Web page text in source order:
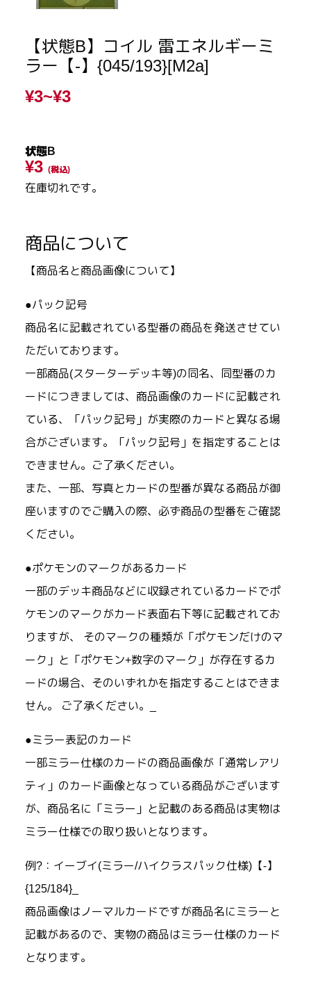
【状態B】コイル 雷エネルギーミ
ラー【-】{045/193}[M2a]
¥3~¥3
状態B
¥3 (税込)
在庫切れです。
商品について
【商品名と商品画像について】
●パック記号
商品名に記載されている型番の商品を発送させてい
ただいております。
一部商品(スターターデッキ等)の同名、同型番のカ
ードにつきましては、商品画像のカードに記載され
ている、「パック記号」が実際のカードと異なる場
合がございます。「パック記号」を指定することは
できません。ご了承ください。
また、一部、写真とカードの型番が異なる商品が御
座いますのでご購入の際、必ず商品の型番をご確認
ください。
●ポケモンのマークがあるカード
一部のデッキ商品などに収録されているカードでポ
ケモンのマークがカード表面右下等に記載されてお
りますが、 そのマークの種類が「ポケモンだけのマ
ーク」と「ポケモン+数字のマーク」が存在するカ
ードの場合、そのいずれかを指定することはできま
せん。 ご了承ください。_
●ミラー表記のカード
一部ミラー仕様のカードの商品画像が「通常レアリ
ティ」のカード画像となっている商品がございます
が、商品名に「ミラー」と記載のある商品は実物は
ミラー仕様での取り扱いとなります。
例?：イーブイ(ミラー/ハイクラスパック仕様)【-】
{125/184}_
商品画像はノーマルカードですが商品名にミラーと
記載があるので、実物の商品はミラー仕様のカード
となります。